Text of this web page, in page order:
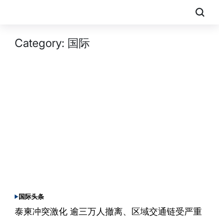
华
Category: 国际
POSTED
IN
国际头条
泰柬冲突激化 逾三万人撤离、区域交通链受严重